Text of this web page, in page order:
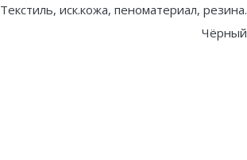
Текстиль, иск.кожа, пеноматериал, резина.
Чёрный